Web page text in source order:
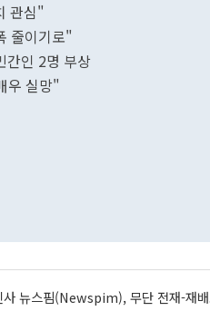
관심"
줄이기로"
간인 2명 부상
우 실망"
사 뉴스핌(Newspim), 무단 전재-재